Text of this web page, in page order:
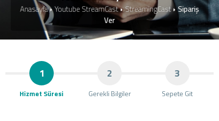
Anasayfa Youtube StreamCast StreamingCast
Sipariş
Ver
1
Hizmet Süresi
2
Gerekli Bilgiler
3
Sepete Git